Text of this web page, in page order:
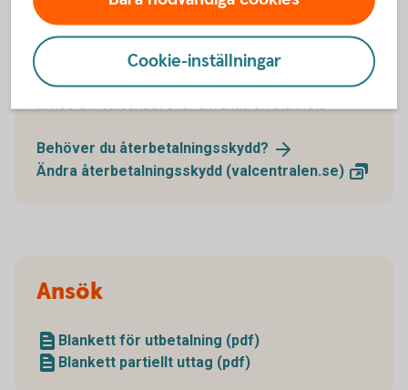
Återbetalningsskydd
Du kan ändra återbetalningsskydd genom att logga
Behöver du återbetalningsskydd?
Ändra återbetalningsskydd (valcentralen.se)
Ansök
Blankett för utbetalning (pdf)
Blankett partiellt uttag (pdf)
Cookie-inställningar